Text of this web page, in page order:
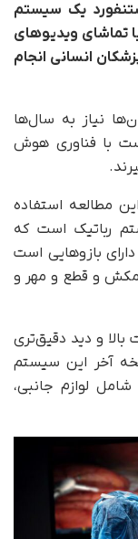
یک سیستم
تماشای ویدیوهای
انسانی انجام
نیاز به سال‌ها
با فناوری هوش
مطالعه استفاده
رباتیک است که
بازوهایی است
مکش و قطع و مهر و
و دید دقیق‌تری
آخر این سیستم
و شامل لوازم جانبی،